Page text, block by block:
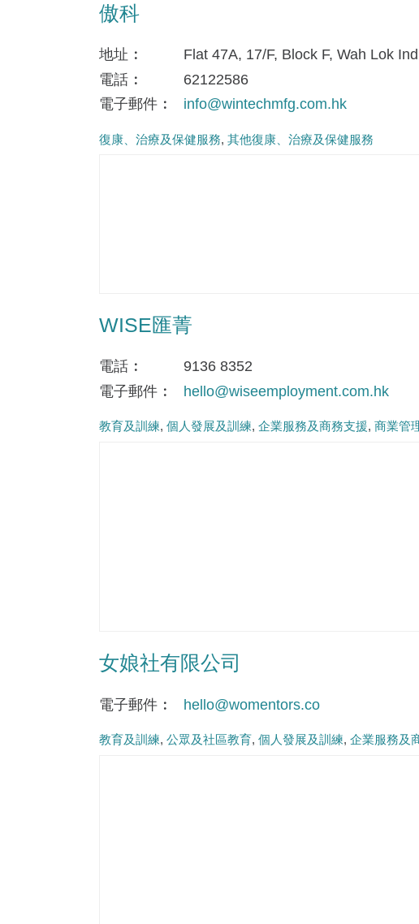
傲科
地址
Flat 47A, 17/F, Block F, Wah Lok
電話
62122586
電子郵件
info@wintechmfg.com.hk
復康、治療及保健服務 其他復康、治療及保健服務
WISE匯菁
電話
9136 8352
電子郵件
hello@wiseemployment.com.hk
教育及訓練 個人發展及訓練 企業服務及商務支援 商業管
女娘社有限公司
電子郵件 hello@womentors.co
教育及訓練 公眾及社區教育 個人發展及訓練 企業服務及